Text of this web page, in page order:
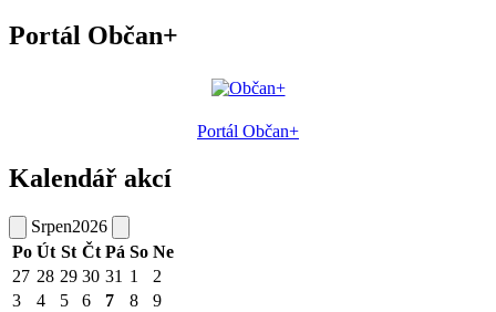
Portál Občan+
Portál Občan+
Kalendář akcí
Srpen2026
Po Út St Čt Pá So Ne
27 28 29 30 31 1
2
3
4 5 6 7 8
9